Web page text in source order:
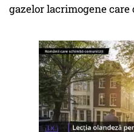
gazelor lacrimogene